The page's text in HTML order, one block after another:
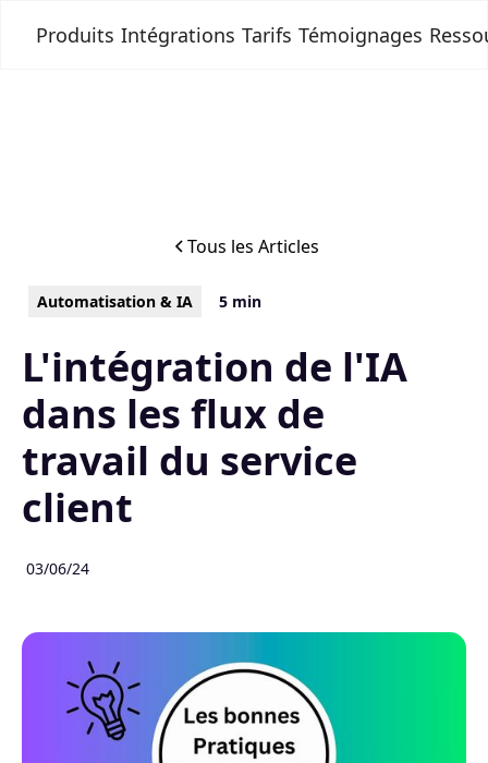
Produits Intégrations Tarifs Témoignages
Tous les Articles
Automatisation & IA 5 min
L'intégration de l'IA
dans les flux de
travail du service
client
03/06/24